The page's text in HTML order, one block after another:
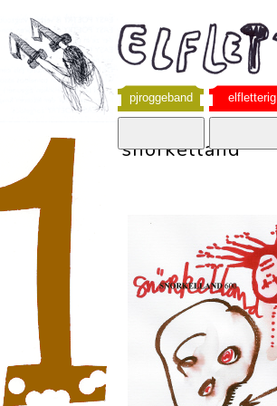
pjroggeband elfletterig
snorkelland